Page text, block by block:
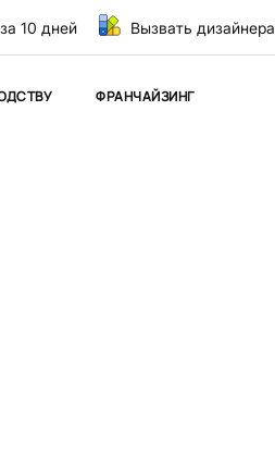
10 дней Вызвать дизайнера
ФРАНЧАЙЗИНГ